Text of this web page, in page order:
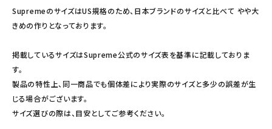
SupremeのサイズはUS規格のため、日本ブランドのサイズと比べて やや大
きめの作りとなっております。
掲載しているサイズはSupreme公式のサイズ表を基準に記載しておりま
す。
製品の特性上、同一商品でも個体差により実際のサイズと多少の誤差が生
じる場合がございます。
サイズ選びの際は、目安としてご参考ください。